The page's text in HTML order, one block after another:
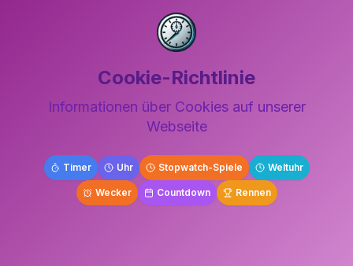
Cookie-Richtlinie
Informationen über Cookies auf unserer
Webseite
Timer Uhr Stopwatch-Spiele Weltuhr
Wecker Countdown Rennen